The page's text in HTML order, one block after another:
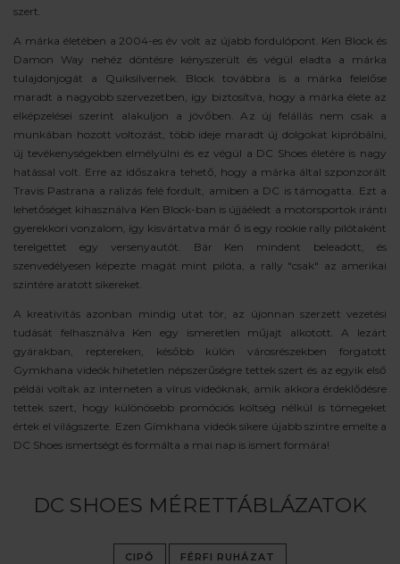
szert.
A márka életében a 2004-es év volt az újabb fordulópont. Ken Block és
Damon Way nehéz döntésre kényszerült és végül eladta a márka
tulajdonjogát a Quiksilvernek. Block továbbra is a márka felelőse
maradt a nagyobb szervezetben, így biztosítva, hogy a márka élete az
elképzelései szerint alakuljon a jövőben. Az új felállás nem csak a
munkában hozott voltozást, több ideje maradt új dolgokat kipróbálni,
új tevékenységekben elmélyülni és ez végül a DC Shoes életére is nagy
hatással volt. Erre az időszakra tehető, hogy a márka által szponzorált
Travis Pastrana a ralizás felé fordult, amiben a DC is támogatta. Ezt a
lehetőséget kihasználva Ken Block-ban is újjáéledt a motorsportok iránti
gyerekkori vonzalom, így kisvártatva már ő is egy rookie rally pilótaként
terelgettet egy versenyautót. Bár Ken mindent beleadott, és
szenvedélyesen képezte magát mint pilóta, a rally "csak" az amerikai
szintére aratott sikereket.
A kreativitás azonban mindig utat tör, az újonnan szerzett vezetési
tudását felhasználva Ken egy ismeretlen műjajt alkotott. A lezárt
gyárakban, reptereken, később külön városrészekben forgatott
Gymkhana videók hihetetlen népszerűségre tettek szert és az egyik első
példái voltak az interneten a vírus videóknak, amik akkora érdeklődésre
tettek szert, hogy különösebb promóciós költség nélkül is tömegeket
értek el világszerte. Ezen Gímkhana videók sikere újabb szintre emelte a
DC Shoes ismertségt és formálta a mai nap is ismert formára!
DC SHOES MÉRETTÁBLÁZATOK
CIPŐ FÉRFI RUHÁZAT